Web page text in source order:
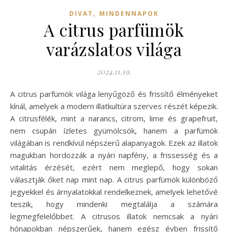
DIVAT , MINDENNAPOK
A citrus parfümök
varázslatos világa
2024.11.19.
A citrus parfümök világa lenyűgöző és frissítő élményeket
kínál, amelyek a modern illatkultúra szerves részét képezik.
A citrusfélék, mint a narancs, citrom, lime és grapefruit,
nem csupán ízletes gyümölcsök, hanem a parfümök
világában is rendkívül népszerű alapanyagok. Ezek az illatok
magukban hordozzák a nyári napfény, a frissesség és a
vitalitás érzését, ezért nem meglepő, hogy sokan
választják őket nap mint nap. A citrus parfümök különböző
jegyekkel és árnyalatokkal rendelkeznek, amelyek lehetővé
teszik, hogy mindenki megtalálja a számára
legmegfelelőbbet. A citrusos illatok nemcsak a nyári
hónapokban népszerűek, hanem egész évben frissítő